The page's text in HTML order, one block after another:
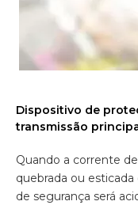
Dispositivo de
transmissão
Quando a corrente
quebrada ou
de segurança será